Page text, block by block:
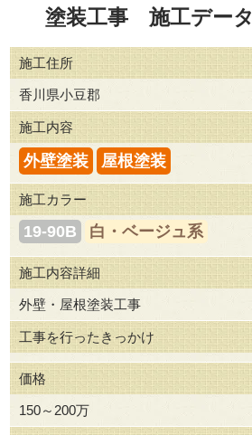
塗装工事 施工データ
施工住所
香川県小豆郡
施工内容
外壁塗装 屋根塗装
施工カラー
19-90B 白・ベージュ系
施工内容詳細
外壁・屋根塗装工事
工事を行ったきっかけ
価格
150～200万